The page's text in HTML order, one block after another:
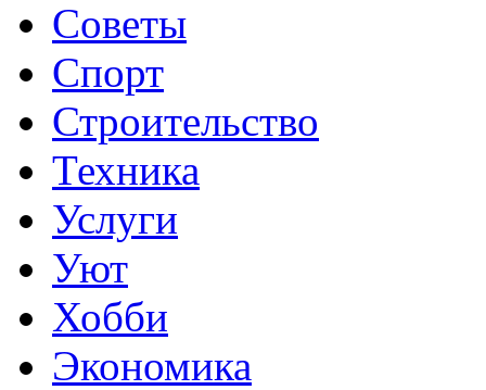
Советы
Спорт
Строительство
Техника
Услуги
Уют
Хобби
Экономика